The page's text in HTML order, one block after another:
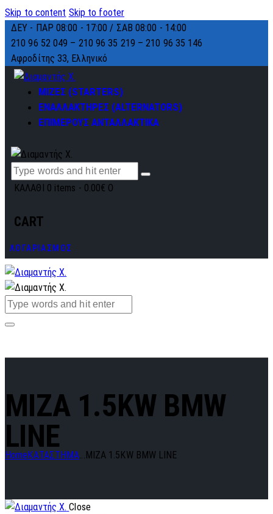
Skip to content Skip to footer
ΔΕΥ - ΠΑΡ 08:00 - 17:00 / ΣΑΒ 08:00 - 14:00
210 96 52 049 – 210 96 35 219 –210 96 35 146
Αφροδίτης 33, Ελληνικό
ΜΙΖΕΣ (STARTERS)
ΕΝΑΛΛΑΚΤΗΡΕΣ (ALTERNATORS)
ΕΠΙΜΕΡΟΥΣ ΑΝΤΑΛΛΑΚΤΙΚΑ
ΚΑΛΑΘΙ 0 items - 0.00€ 0
CART
ΛΟΓΑΡΙΑΣΜΟΣ
MIZA 1.5KW BMW
LINE
Home ΚΑΤΑΣΤΗΜΑ... MIZA 1.5KW BMW LINE
Close